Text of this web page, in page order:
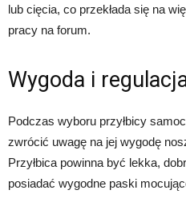
lub cięcia, co przekłada się na
pracy na forum.
Wygoda i
Podczas wyboru przyłbicy
zwrócić uwagę na jej wygodę
Przyłbica powinna być lekka,
posiadać wygodne paski